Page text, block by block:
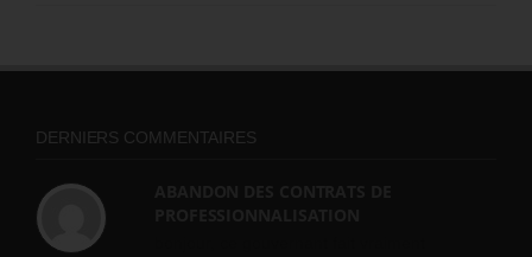
DERNIERS COMMENTAIRES